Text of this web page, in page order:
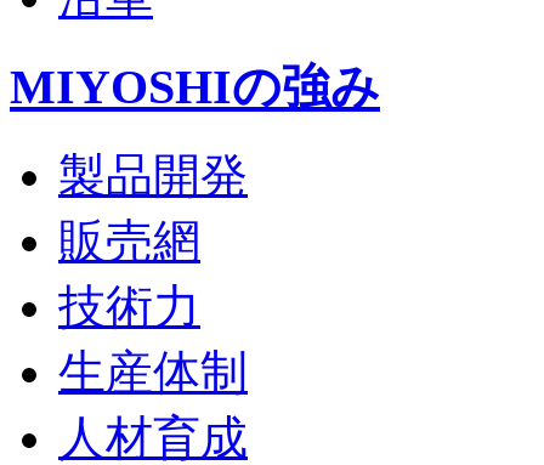
MIYOSHIの強み
製品開発
販売網
技術力
生産体制
人材育成